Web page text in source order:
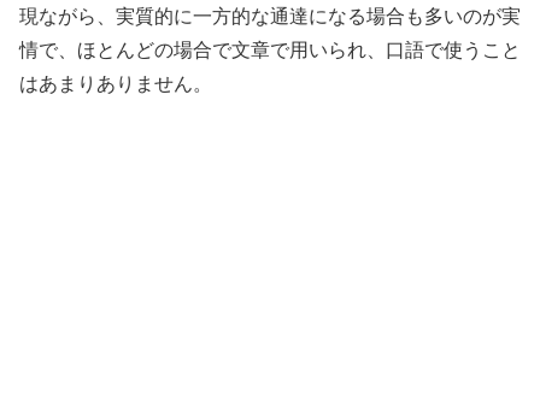
現ながら、実質的に一方的な通達になる場合も多いのが実
情で、ほとんどの場合で文章で用いられ、口語で使うこと
はあまりありません。